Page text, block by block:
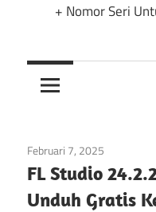
+ Nomor Seri
Februari 7, 2025
FL Studio
Unduh Gratis